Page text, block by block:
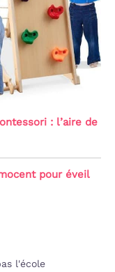
: l’aire de
pour éveil
l'école